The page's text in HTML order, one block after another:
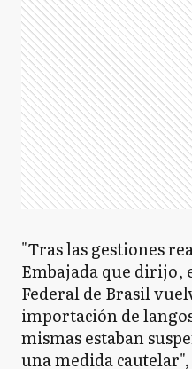
"Tras las gestiones
Embajada que
Federal de Brasil
importación de
mismas estaban
una medida